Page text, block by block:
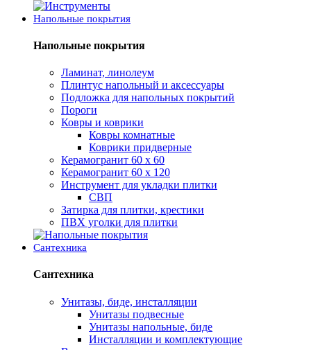
Напольные покрытия
Напольные покрытия
Ламинат, линолеум
Плинтус напольный и аксессуары
Подложка для напольных покрытий
Пороги
Ковры и коврики
Ковры комнатные
Коврики придверные
Керамогранит 60 х 60
Керамогранит 60 х 120
Инструмент для укладки плитки
СВП
Затирка для плитки, крестики
ПВХ уголки для плитки
Сантехника
Сантехника
Унитазы, биде, инсталляции
Унитазы подвесные
Унитазы напольные, биде
Инсталляции и комплектующие